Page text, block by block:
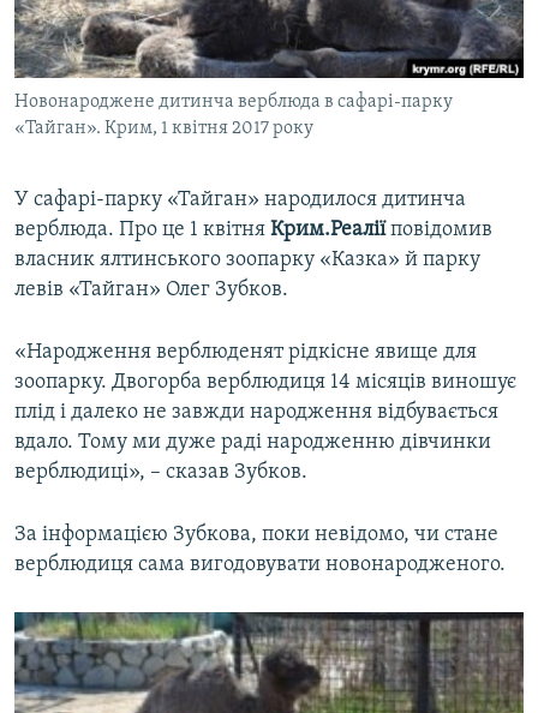
ВІДЕОУРОКИ «ELIFBE»
СВІДЧЕННЯ ОКУПАЦІЇ
УКРАЇНСЬКА ПРОБЛЕМА КРИМУ
Русский
Qırımtatar
Усі сайти RFE/RL
Новонароджене дитинча верблюда в сафарі-парку
«Тайган». Крим, 1 квітня 2017 року
У сафарі-парку «Тайган» народилося дитинча
верблюда. Про це 1 квітня Крим.Реаліїповідомив
власник ялтинського зоопарку «Казка» й парку
левів «Тайган» Олег Зубков.
«Народження верблюденят рідкісне явище для
зоопарку. Двогорба верблюдиця 14 місяців виношує
плід і далеко не завжди народження відбувається
вдало. Тому ми дуже раді народженню дівчинки
верблюдиці», – сказав Зубков.
За інформацією Зубкова, поки невідомо, чи стане
верблюдиця сама вигодовувати новонародженого.